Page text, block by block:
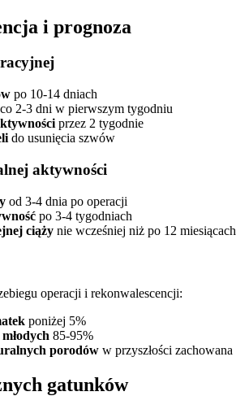
i prognoza
po 10-14 dniach
co 2-3 dni w pierwszym tygodniu
przez 2 tygodnie
do usunięcia szwów
aktywności
od 3-4 dnia po operacji
po 3-4 tygodniach
ciąży nie wcześniej niż po 12 miesiącach
operacji i rekonwalescencji:
poniżej 5%
85-95%
porodów w przyszłości zachowana
gatunków